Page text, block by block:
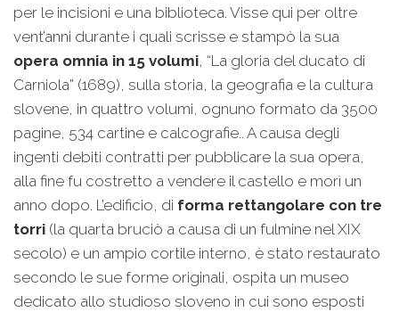
per le incisioni e una biblioteca. Visse qui per oltre
vent’anni durante i quali scrisse e stampò la sua
opera omnia in 15 volumi, “La gloria del ducato di
Carniola” (1689), sulla storia, la geografia e la cultura
slovene, in quattro volumi, ognuno formato da 3500
pagine, 534 cartine e calcografie.. A causa degli
ingenti debiti contratti per pubblicare la sua opera,
alla fine fu costretto a vendere il castello e morì un
anno dopo. L’edificio, di forma rettangolare con tre
torri (la quarta bruciò a causa di un fulmine nel XIX
secolo) e un ampio cortile interno, è stato restaurato
secondo le sue forme originali, ospita un museo
dedicato allo studioso sloveno in cui sono esposti